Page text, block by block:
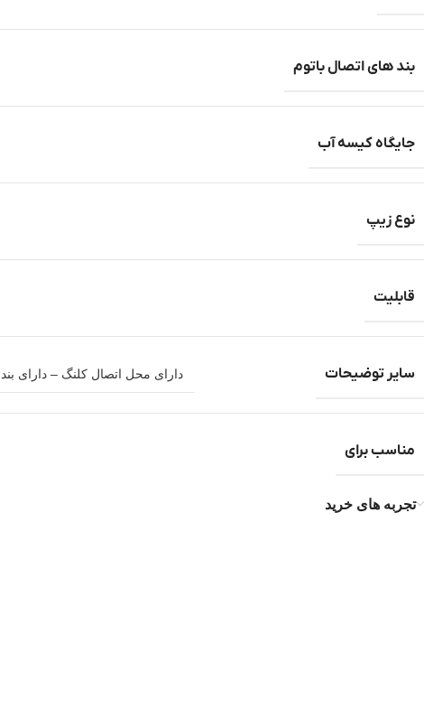
بند های اتصال باتوم
جایگاه کیسه آب
نوع زیپ
قابلیت
سایر توضیحات دارای محل اتصال کلنگ – دارای
مناسب برای
تجربه های خرید